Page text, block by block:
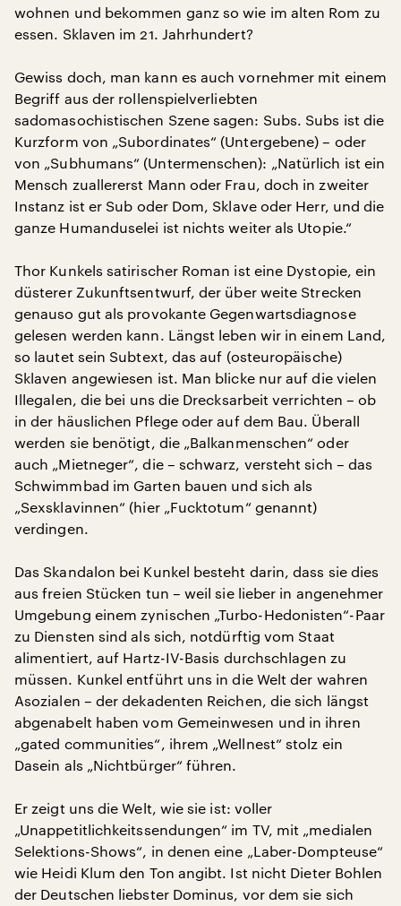
wohnen und bekommen ganz so wie im alten Rom zu
essen. Sklaven im 21. Jahrhundert?
Gewiss doch, man kann es auch vornehmer mit einem
Begriff aus der rollenspielverliebten
sadomasochistischen Szene sagen: Subs. Subs ist die
Kurzform von „Subordinates“ (Untergebene) – oder
von „Subhumans“ (Untermenschen): „Natürlich ist ein
Mensch zuallererst Mann oder Frau, doch in zweiter
Instanz ist er Sub oder Dom, Sklave oder Herr, und die
ganze Humanduselei ist nichts weiter als Utopie.“
Thor Kunkels satirischer Roman ist eine Dystopie, ein
düsterer Zukunftsentwurf, der über weite Strecken
genauso gut als provokante Gegenwartsdiagnose
gelesen werden kann. Längst leben wir in einem Land,
so lautet sein Subtext, das auf (osteuropäische)
Sklaven angewiesen ist. Man blicke nur auf die vielen
Illegalen, die bei uns die Drecksarbeit verrichten – ob
in der häuslichen Pflege oder auf dem Bau. Überall
werden sie benötigt, die „Balkanmenschen“ oder
auch „Mietneger“, die – schwarz, versteht sich – das
Schwimmbad im Garten bauen und sich als
„Sexsklavinnen“ (hier „Fucktotum“ genannt)
verdingen.
Das Skandalon bei Kunkel besteht darin, dass sie dies
aus freien Stücken tun – weil sie lieber in angenehmer
Umgebung einem zynischen „Turbo-Hedonisten“-Paar
zu Diensten sind als sich, notdürftig vom Staat
alimentiert, auf Hartz-IV-Basis durchschlagen zu
müssen. Kunkel entführt uns in die Welt der wahren
Asozialen – der dekadenten Reichen, die sich längst
abgenabelt haben vom Gemeinwesen und in ihren
„gated communities“, ihrem „Wellnest“ stolz ein
Dasein als „Nichtbürger“ führen.
Er zeigt uns die Welt, wie sie ist: voller
„Unappetitlichkeitssendungen“ im TV, mit „medialen
Selektions-Shows“, in denen eine „Laber-Dompteuse“
wie Heidi Klum den Ton angibt. Ist nicht Dieter Bohlen
der Deutschen liebster Dominus, vor dem sie sich